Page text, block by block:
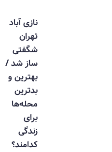
نازی آباد
تهران
شگفتی
ساز شد /
بهترین و
بدترین
محله‌ها
برای
زندگی
کدامند؟